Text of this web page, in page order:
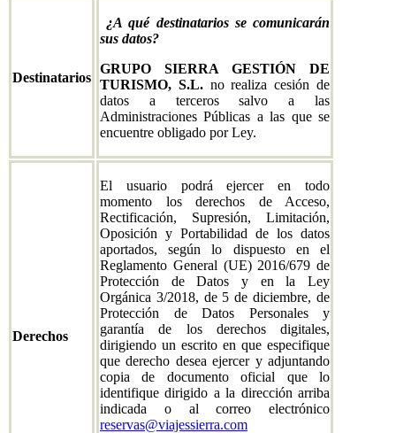
Destinatarios
¿A qué destinatarios se comunicarán
sus datos?
GRUPO SIERRA GESTIÓN DE
TURISMO, S.L.no realiza cesión de
datos a terceros salvo a las
Administraciones Públicas a las que se
encuentre obligado por Ley.
Derechos
El usuario podrá ejercer en todo
momento los derechos de Acceso,
Rectificación, Supresión, Limitación,
Oposición y Portabilidad de los datos
aportados, según lo dispuesto en el
Reglamento General (UE) 2016/679 de
Protección de Datos y en la Ley
Orgánica 3/2018, de 5 de diciembre, de
Protección de Datos Personales y
garantía de los derechos digitales,
dirigiendo un escrito en que especifique
que derecho desea ejercer y adjuntando
copia de documento oficial que lo
identifique dirigido a la dirección arriba
indicada o al correo electrónico
reservas@viajessierra.com